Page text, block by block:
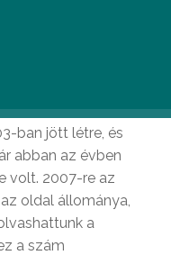
ban jött létre, és
abban az évben
volt. 2007-re az
oldal állománya,
a
a szám